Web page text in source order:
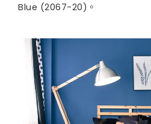
Blue (2067-20)。